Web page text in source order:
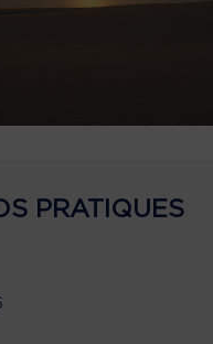
PRATIQUES